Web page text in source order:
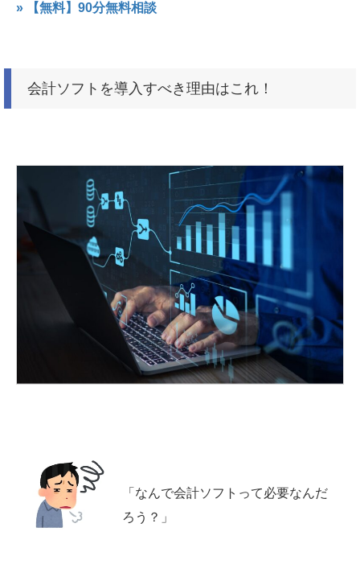
» 【無料】90分無料相談
会計ソフトを導入すべき理由はこれ！
「なんで会計ソフトって必要なんだ
ろう？」